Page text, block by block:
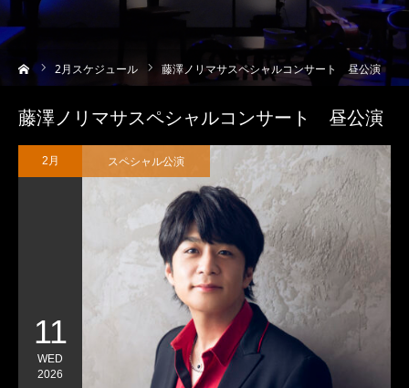
2月スケジュール 藤澤ノリマサスペシャルコンサート 昼公演
藤澤ノリマサスペシャルコンサート 昼公演
2月
11
WED
2026
スペシャル公演